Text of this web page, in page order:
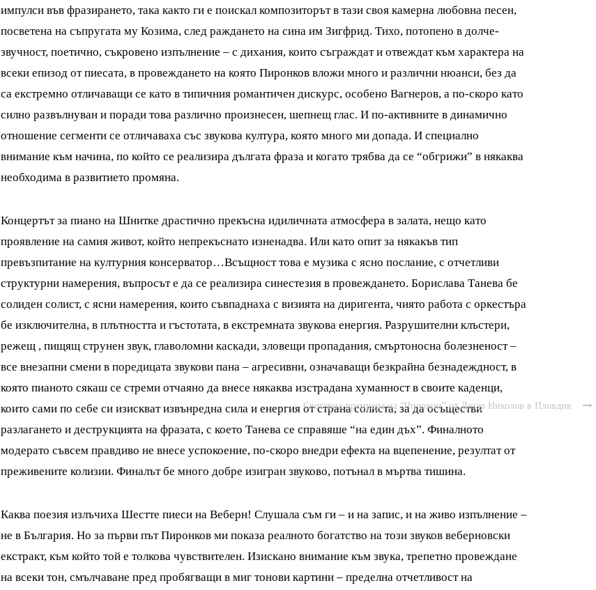

Световна премиера на “Чичовци” от Лазар Николов в Пловдив
импулси във фразирането, така както ги е поискал композиторът в тази своя камерна любовна песен,
посветена на съпругата му Козима, след раждането на сина им Зигфрид. Тихо, потопено в долче-
звучност, поетично, съкровено изпълнение – с дихания, които съграждат и отвеждат към характера на
всеки епизод от пиесата, в провеждането на която Пиронков вложи много и различни нюанси, без да
са екстремно отличаващи се като в типичния романтичен дискурс, особено Вагнеров, а по-скоро като
силно развълнуван и поради това различно произнесен, шепнещ глас. И по-активните в динамично
отношение сегменти се отличаваха със звукова култура, която много ми допада. И специално
внимание към начина, по който се реализира дългата фраза и когато трябва да се “обгрижи” в някаква
необходима в развитието промяна.
Концертът за пиано на Шнитке драстично прекъсна идиличната атмосфера в залата, нещо като
проявление на самия живот, който непрекъснато изненадва. Или като опит за някакъв тип
превъзпитание на културния консерватор…Всъщност това е музика с ясно послание, с отчетливи
структурни намерения, въпросът е да се реализира синестезия в провеждането. Борислава Танева бе
солиден солист, с ясни намерения, които съвпаднаха с визията на диригента, чиято работа с оркестъра
бе изключителна, в плътността и гъстотата, в екстремната звукова енергия. Разрушителни клъстери,
режещ , пищящ струнен звук, главоломни каскади, зловещи пропадания, смъртоносна болезненост –
все внезапни смени в поредицата звукови пана – агресивни, означаващи безкрайна безнадеждност, в
която пианото сякаш се стреми отчаяно да внесе някаква изстрадана хуманност в своите каденци,
които сами по себе си изискват извънредна сила и енергия от страна солиста, за да осъществи
разлагането и деструкцията на фразата, с което Танева се справяше “на един дъх”. Финалното
модерато съвсем правдиво не внесе успокоение, по-скоро внедри ефекта на вцепенение, резултат от
преживените колизии. Финалът бе много добре изигран звуково, потънал в мъртва тишина.
Каква поезия излъчиха Шестте пиеси на Веберн! Слушала съм ги – и на запис, и на живо изпълнение –
не в България. Но за първи път Пиронков ми показа реалното богатство на този звуков веберновски
екстракт, към който той е толкова чувствителен. Изискано внимание към звука, трепетно провеждане
на всеки тон, смълчаване пред пробягващи в миг тонови картини – пределна отчетливост на